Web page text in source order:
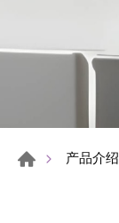
产品介绍